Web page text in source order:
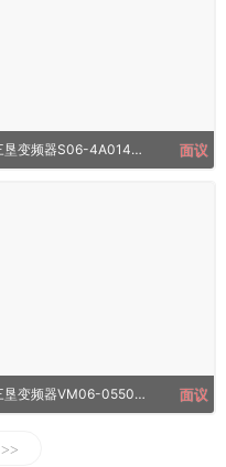
三垦变频器S06-4A014-B_5.5KW 面议
三垦变频器VM06-0550-N4_55KW 面议